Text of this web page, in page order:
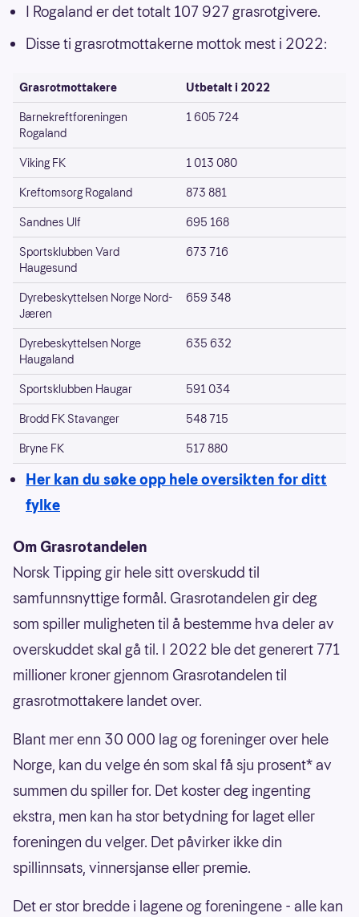
I Rogaland er det totalt 107 927 grasrotgivere.
Disse ti grasrotmottakerne mottok mest i 2022:
Grasrotmottakere
Utbetalt i 2022
Barnekreftforeningen
Rogaland
1 605 724
Viking FK
1 013 080
Kreftomsorg Rogaland
873 881
Sandnes Ulf
695 168
Sportsklubben Vard
Haugesund
673 716
Dyrebeskyttelsen Norge Nord-
Jæren
659 348
Dyrebeskyttelsen Norge
Haugaland
635 632
Sportsklubben Haugar
591 034
Brodd FK Stavanger
548 715
Bryne FK
517 880
Her kan du søke opp hele oversikten for ditt
fylke
Om Grasrotandelen
Norsk Tipping gir hele sitt overskudd til
samfunnsnyttige formål. Grasrotandelen gir deg
som spiller muligheten til å bestemme hva deler av
overskuddet skal gå til. I 2022 ble det generert 771
millioner kroner gjennom Grasrotandelen til
grasrotmottakere landet over.
Blant mer enn 30 000 lag og foreninger over hele
Norge, kan du velge én som skal få sju prosent* av
summen du spiller for. Det koster deg ingenting
ekstra, men kan ha stor betydning for laget eller
foreningen du velger. Det påvirker ikke din
spillinnsats, vinnersjanse eller premie.
Det er stor bredde i lagene og foreningene - alle kan